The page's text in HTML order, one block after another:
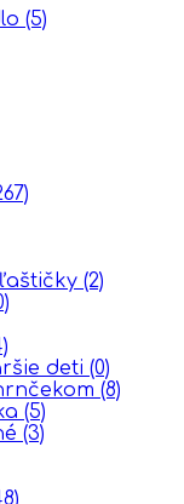
(5)
(2)
deti (0)
(8)
(5)
(3)